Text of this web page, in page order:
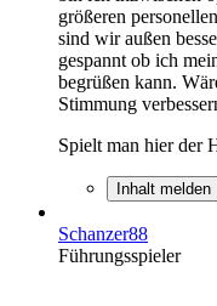
größeren
sind wir außen
gespannt ob ich
begrüßen kann.
Stimmung
Spielt man hier der
Inhalt melden
Schanzer88
Führungsspieler